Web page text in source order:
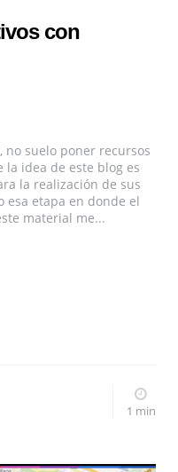
con
no suelo poner recursos
la idea de este blog es
la realización de sus
esa etapa en donde el
material me...
1 min